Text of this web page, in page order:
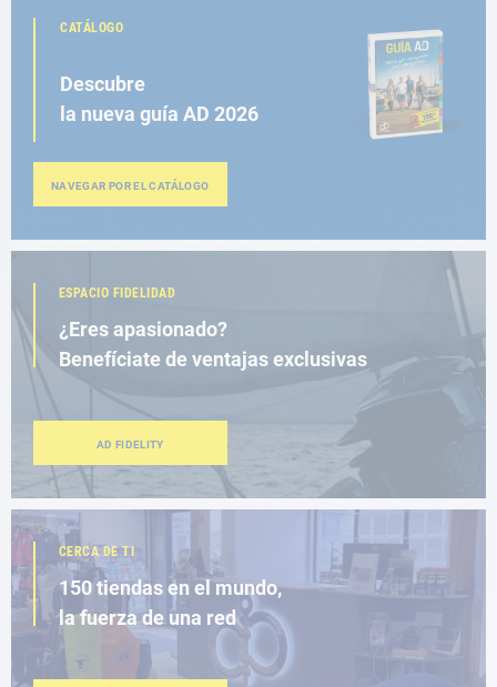
CATÁLOGO
Descubre
la nueva guía AD 2026
NAVEGAR POR EL CATÁLOGO
ESPACIO FIDELIDAD
¿Eres apasionado?
Benefíciate de ventajas exclusivas
AD FIDELITY
CERCA DE TI
150 tiendas en el mundo,
la fuerza de una red